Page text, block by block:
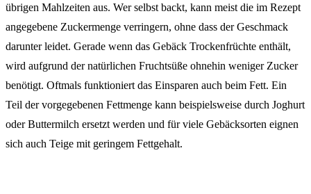
übrigen Mahlzeiten aus. Wer selbst backt, kann meist die im Rezept
angegebene Zuckermenge verringern, ohne dass der Geschmack
darunter leidet. Gerade wenn das Gebäck Trockenfrüchte enthält,
wird aufgrund der natürlichen Fruchtsüße ohnehin weniger Zucker
benötigt. Oftmals funktioniert das Einsparen auch beim Fett. Ein
Teil der vorgegebenen Fettmenge kann beispielsweise durch Joghurt
oder Buttermilch ersetzt werden und für viele Gebäcksorten eignen
sich auch Teige mit geringem Fettgehalt.